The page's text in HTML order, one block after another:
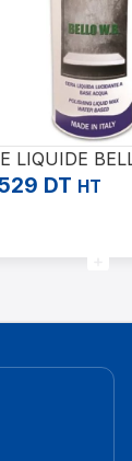
LIQUIDE
DT HT